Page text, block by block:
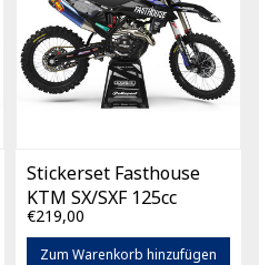
Stickerset Fasthouse
KTM SX/SXF 125cc
-450cc (diverse
bouwjaren)
€219,00
Zum Warenkorb hinzufügen